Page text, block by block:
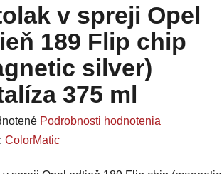
v spreji Opel
189 Flip chip
silver)
375 ml
Podrobnosti hodnotenia
ColorMatic